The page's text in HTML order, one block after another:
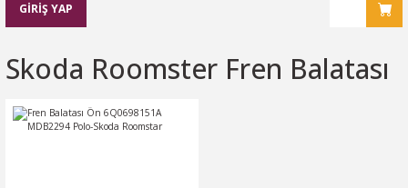
GİRİŞ YAP
Skoda Roomster Fren Balatası